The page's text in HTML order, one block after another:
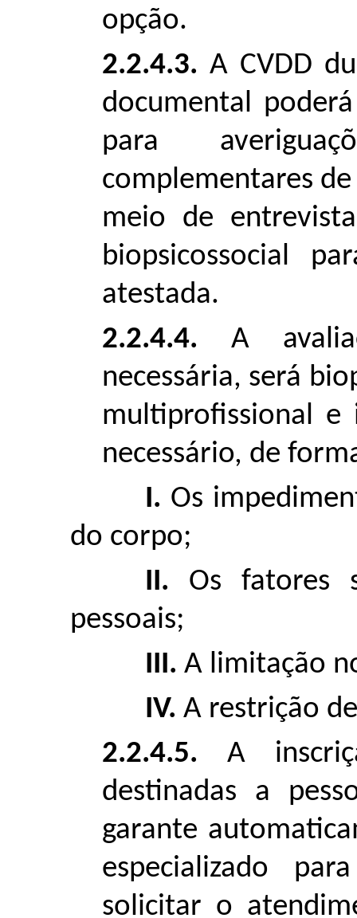
opção.
2.2.4.3. A CVDD
documental
para
complementares
meio de
biopsicossocial
atestada.
2.2.4.4. A
necessária, será
multiprofissional e
necessário, de
I. Os
do corpo;
II. Os fatores
pessoais;
III. A limitação
IV. A restrição
2.2.4.5. A
destinadas a
garante
especializado
solicitar o